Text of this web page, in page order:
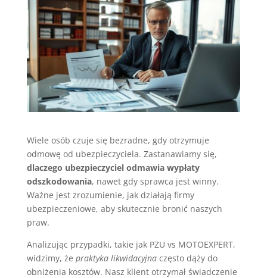
Wiele osób czuje się bezradne, gdy otrzymuje
odmowę od ubezpieczyciela. Zastanawiamy się,
dlaczego ubezpieczyciel odmawia wypłaty
odszkodowania, nawet gdy sprawca jest winny.
Ważne jest zrozumienie, jak działają firmy
ubezpieczeniowe, aby skutecznie bronić naszych
praw.
Analizując przypadki, takie jak PZU vs MOTOEXPERT,
widzimy, że praktyka likwidacyjnaczęsto dąży do
obniżenia kosztów. Nasz klient otrzymał świadczenie